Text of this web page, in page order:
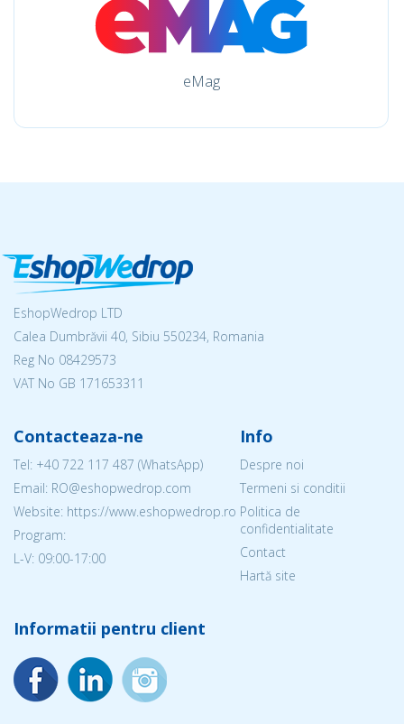
eMag
EshopWedrop LTD
Calea Dumbrăvii 40, Sibiu 550234, Romania
Reg No 08429573
VAT No GB 171653311
Contacteaza-ne
Tel: +40 722 117 487 (WhatsApp)
Email: RO@eshopwedrop.com
Website: https://www.eshopwedrop.ro
Program:
L-V: 09:00-17:00
Info
Despre noi
Termeni si conditii
Politica de
confidentialitate
Contact
Hartă site
Informatii pentru client